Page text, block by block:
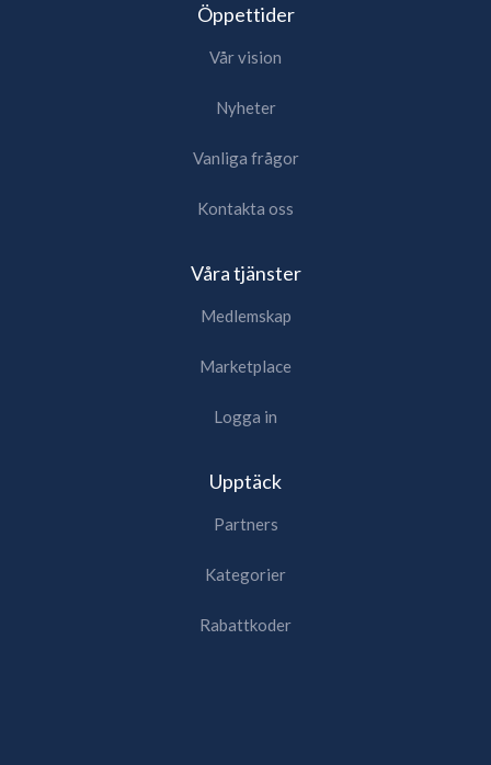
Öppettider
Vår vision
Nyheter
Vanliga frågor
Kontakta oss
Våra tjänster
Medlemskap
Marketplace
Logga in
Upptäck
Partners
Kategorier
Rabattkoder